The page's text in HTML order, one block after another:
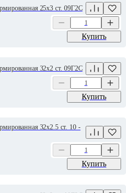
25х3 ст. 09Г2С
Купить
32х2 ст. 09Г2С
Купить
32х2.5 ст. 10 -
Купить